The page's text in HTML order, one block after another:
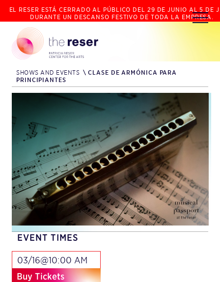
EL RESER ESTÁ CERRADO AL PÚBLICO DEL 29 DE JUNIO AL 5 DE
DURANTE UN DESCANSO FESTIVO DE TODA LA EMPRESA.
SHOWS AND EVENTS \ CLASE DE ARMÓNICA PARA
PRINCIPIANTES
EVENT TIMES
03/16@10:00 AM
Buy Tickets